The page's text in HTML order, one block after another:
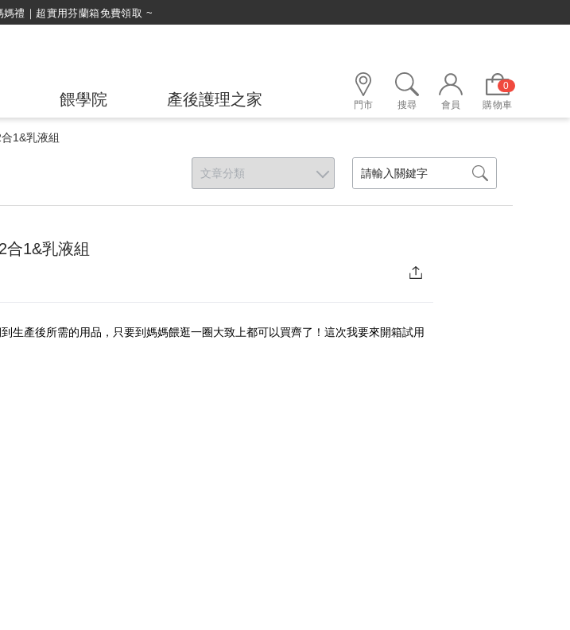
媽禮｜超實用芬蘭箱免費領取 ~
餵學院 產後護理之家 門市 搜尋 會員
0
購物車
1&乳液組
合1&乳液組
生產後所需的用品，只要到媽媽餵逛一圈大致上都可以買齊了！這次我要來開箱試用